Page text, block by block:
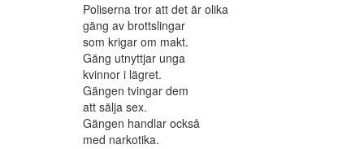
Poliserna tror att det är olika
gäng av brottslingar
som krigar om makt.
Gäng utnyttjar unga
kvinnor i lägret.
Gängen tvingar dem
att sälja sex.
Gängen handlar också
med narkotika.